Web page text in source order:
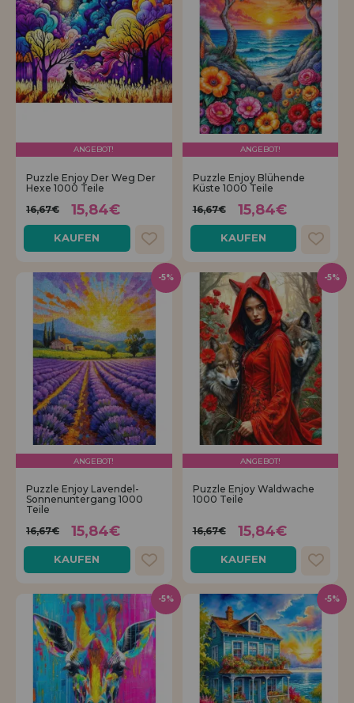
ANGEBOT!
Puzzle Enjoy Der Weg Der
Hexe 1000 Teile
16,67€
15,84€
KAUFEN
ANGEBOT!
Puzzle Enjoy Blühende
Küste 1000 Teile
16,67€
15,84€
KAUFEN
ANGEBOT!
Puzzle Enjoy Lavendel-
Sonnenuntergang 1000
Teile
16,67€
15,84€
KAUFEN
-5%
ANGEBOT!
Puzzle Enjoy Waldwache
1000 Teile
16,67€ 15,84€
KAUFEN
-5%
-5% -5%